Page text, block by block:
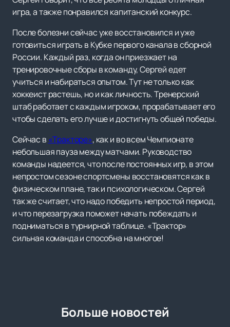
игра, а также понравился капитанский конкурс.
После болезни сейчас уже восстановился и уже
готовиться играть в Кубке первого канала в сборной
России. Каждый раз, когда он приезжает на
тренировочные сборы в команду, Сергей едет
учиться и набираться опытом. Тут не только как
хоккеист растешь, но и как личность. Тренерский
штаб работает с каждым игроком, прорабатывает его
чтобы сделать его лучше и достигнуть общей победы.
Сейчас в «Тракторе», как и во всем Чемпионате
небольшая пауза между матчами. Руководство
команды надеется, что после постоянных игр, в этом
непростом сезоне спортсмены восстановятся как в
физическом плане, так и психологическом. Сергей
так же считает, что надо победить непростой период,
и что перезагрузка поможет начать побеждать и
подниматься в турнирной таблице. «Трактор»
сильная команда и способна на многое!
Больше новостей